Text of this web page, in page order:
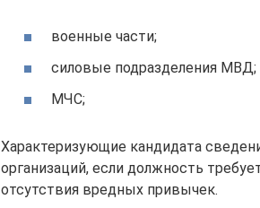
военные части;
силовые подразделения МВД;
МЧС;
Характеризующие кандидата
организаций, если должность
отсутствия вредных привычек.